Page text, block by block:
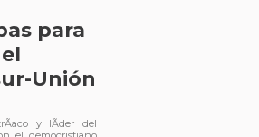
para
Unión
y lÃ­der del